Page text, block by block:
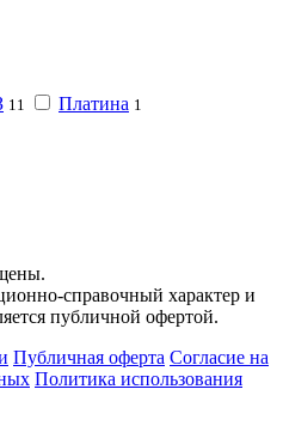
11 Платина 1
справочный характер и
публичной офертой.
Публичная оферта Согласие на
Политика использования